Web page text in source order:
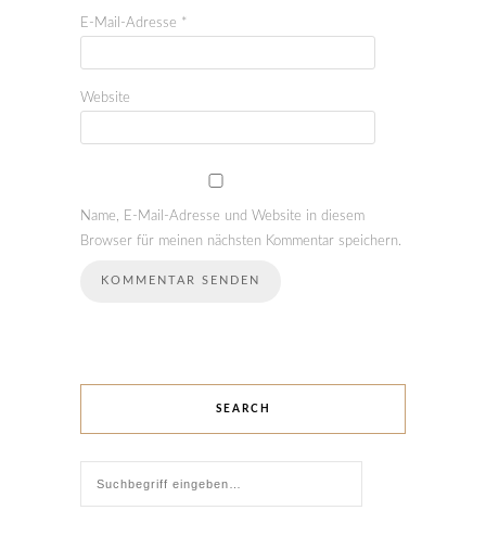
E-Mail-Adresse *
Website
Name, E-Mail-Adresse und Website in diesem
Browser für meinen nächsten Kommentar speichern.
SEARCH